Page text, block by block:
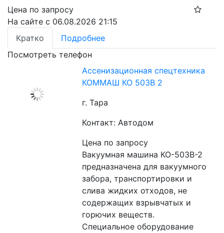
Цена по запросу
На сайте с 06.08.2026 21:15
Кратко
Подробнее
Посмотреть телефон
Ассенизационная спецтехника
КОММАШ КО 503В 2
г. Тара
Контакт: Автодом
Цена по запросу
Вакуумная машина КО-503В-2
предназначена для вакуумного
забора, транспортировки и
слива жидких отходов, не
содержащих взрывчатых и
горючих веществ.
Специальное оборудование